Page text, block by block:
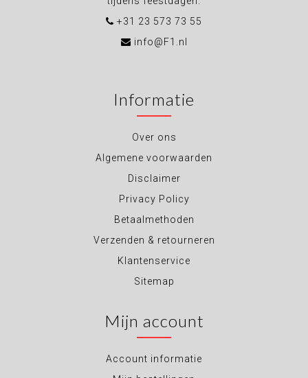
+31 23 573 73 55
info@F1.nl
Informatie
Over ons
Algemene voorwaarden
Disclaimer
Privacy Policy
Betaalmethoden
Verzenden & retourneren
Klantenservice
Sitemap
Mijn account
Account informatie